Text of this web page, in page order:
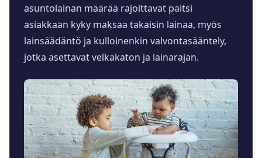
asuntolainan määrää rajoittavat paitsi
asiakkaan kyky maksaa takaisin lainaa, myös
lainsäädäntö ja kulloinenkin valvontasääntely,
jotka asettavat velkakaton ja lainarajan.